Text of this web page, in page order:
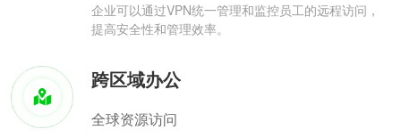
企业可以通过VPN统一管理和监控员工的远程访问，
提高安全性和管理效率。
跨区域办公
全球资源访问